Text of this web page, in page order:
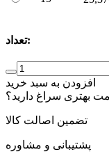
تعداد:
افزودن به سبد خرید
بهتری سراغ دارید؟
تضمین اصالت کالا
پشتیبانی و مشاوره